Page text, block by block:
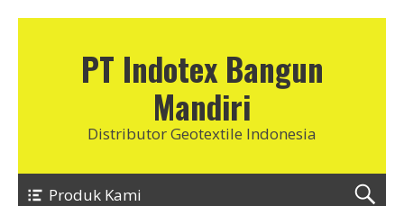
PT Indotex Bangun
Mandiri
Distributor Geotextile Indonesia
Produk Kami